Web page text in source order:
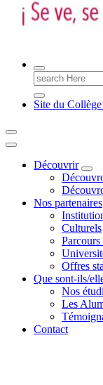
Poitiers presente !
Search
for:
Site du
Découvrir
Nos partenaires
Culturels
Offres
Que sont-ils/
Nos
Les
Contact